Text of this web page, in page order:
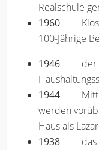
Realschule
1960
100-Jährige
1946 der
1944
werden
Haus als
1938